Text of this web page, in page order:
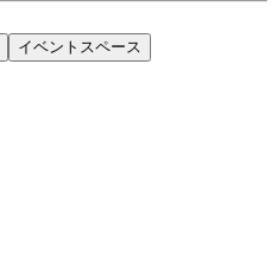
イベントスペース